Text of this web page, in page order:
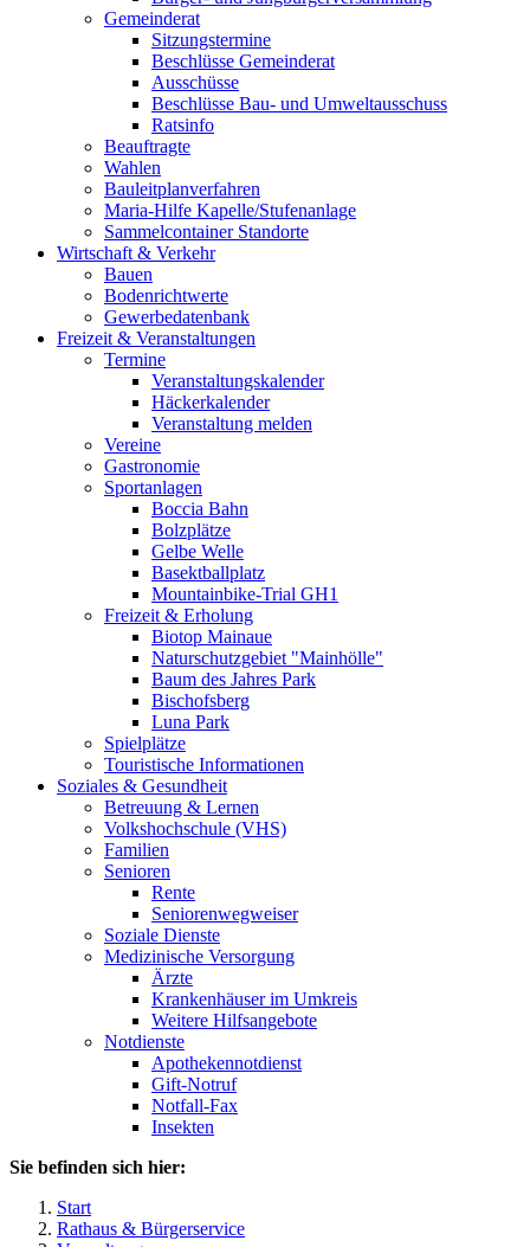
Gemeinderat
Sitzungstermine
Beschlüsse Gemeinderat
Ausschüsse
Beschlüsse Bau- und Umweltausschuss
Ratsinfo
Beauftragte
Wahlen
Bauleitplanverfahren
Maria-Hilfe Kapelle/Stufenanlage
Sammelcontainer Standorte
Wirtschaft & Verkehr
Bauen
Bodenrichtwerte
Gewerbedatenbank
Freizeit & Veranstaltungen
Termine
Veranstaltungskalender
Häckerkalender
Veranstaltung melden
Vereine
Gastronomie
Sportanlagen
Boccia Bahn
Bolzplätze
Gelbe Welle
Basektballplatz
Mountainbike-Trial GH1
Freizeit & Erholung
Biotop Mainaue
Naturschutzgebiet "Mainhölle"
Baum des Jahres Park
Bischofsberg
Luna Park
Spielplätze
Touristische Informationen
Soziales & Gesundheit
Betreuung & Lernen
Volkshochschule (VHS)
Familien
Senioren
Rente
Seniorenwegweiser
Soziale Dienste
Medizinische Versorgung
Ärzte
Krankenhäuser im Umkreis
Weitere Hilfsangebote
Notdienste
Apothekennotdienst
Gift-Notruf
Notfall-Fax
Insekten
Sie befinden sich hier:
Start
Rathaus & Bürgerservice